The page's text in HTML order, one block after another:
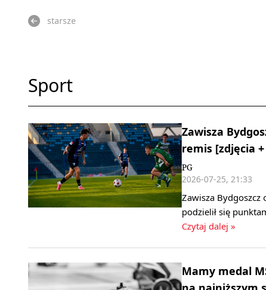
starsze
Sport
Zawisza
remis [zdjęcia
PG
2026-07-25, 21:33
Zawisza Bydgoszcz
podzielił się
Czytaj dalej »
Mamy medal